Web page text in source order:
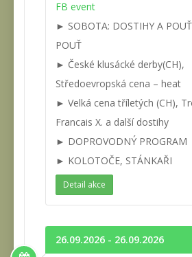
FB event
► SOBOTA: DOSTIHY A
POUŤ
► České klusácké derby(CH),
Středoevropská cena – heat
► Velká cena tříletých (CH),
Francais X. a další dostihy
► DOPROVODNÝ PROGRAM
► KOLOTOČE, STÁNKAŘI
Detail akce
26.09.2026 - 26.09.2026